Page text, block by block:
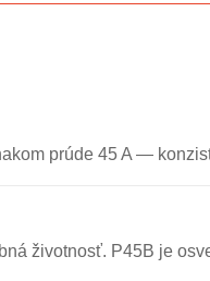
prúde 45 A —
životnosť. P45B je